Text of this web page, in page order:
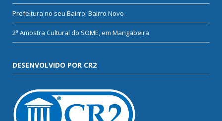
Prefeitura no seu Bairro: Bairro Novo
2ª Amostra Cultural do SOME, em Mangabeira
DESENVOLVIDO POR CR2